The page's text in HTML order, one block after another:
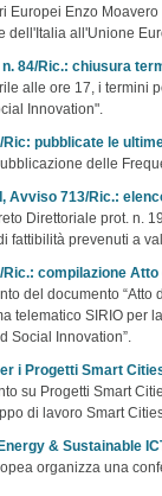
Europei Enzo
dell'Italia all'Unione
84/Ric.: chiusura
alle ore 17, i termini
Innovation".
Ric: pubblicate le
delle
Avviso 713/Ric.:
Direttoriale prot. n.
fattibilità prevenuti a
Ric.: compilazione
del documento “Atto
telematico SIRIO per
Social Innovation”.
i Progetti Smart
su Progetti Smart
di lavoro Smart
& Sustainable
organizza una